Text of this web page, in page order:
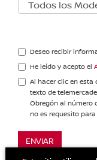
Deseo recibir
He leído y acepto el
Al hacer clic en
texto de
Obregón al número
no es requesito para
ENVIAR